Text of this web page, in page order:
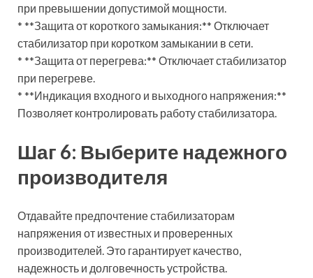
при превышении допустимой мощности.
* **Защита от короткого замыкания:** Отключает
стабилизатор при коротком замыкании в сети.
* **Защита от перегрева:** Отключает стабилизатор
при перегреве.
* **Индикация входного и выходного напряжения:**
Позволяет контролировать работу стабилизатора.
Шаг 6: Выберите надежного
производителя
Отдавайте предпочтение стабилизаторам
напряжения от известных и проверенных
производителей. Это гарантирует качество,
надежность и долговечность устройства.